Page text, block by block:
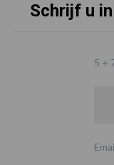
Schrijf u
5 +